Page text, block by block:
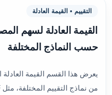
التقييم • القيمة العادلة
حسب النماذج المختلفة
يعرض هذا القسم القيمة